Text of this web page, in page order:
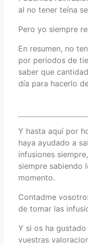
al no tener teína
Pero yo siempre
En resumen, no
por periodos de
saber que
día para hacerlo
Y hasta aquí por
haya ayudado a
infusiones
siempre sabiendo
momento.
Contadme
de tomar las
Y si os ha
vuestras